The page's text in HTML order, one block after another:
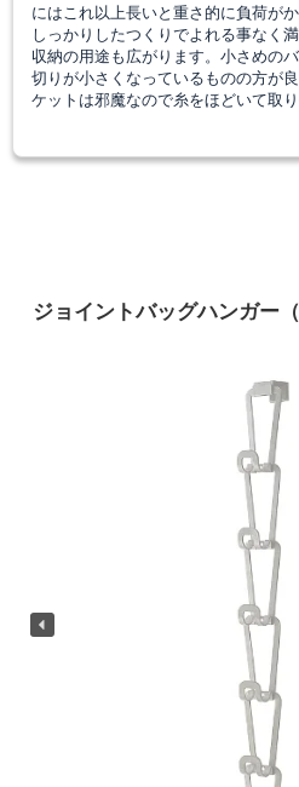
にはこれ以上長いと重さ的に負荷が
しっかりしたつくりでよれる事なく
収納の用途も広がります。小さめの
切りが小さくなっているものの方が
ケットは邪魔なので糸をほどいて取り
ジョイントバッグハンガー（